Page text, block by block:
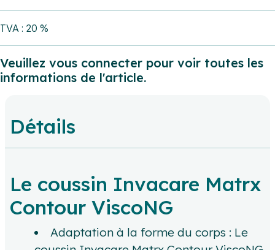
TVA : 20 %
Veuillez vous connecter pour voir toutes les
informations de l'article.
Détails
Le coussin Invacare Matrx
Contour ViscoNG
Adaptation à la forme du corps : Le